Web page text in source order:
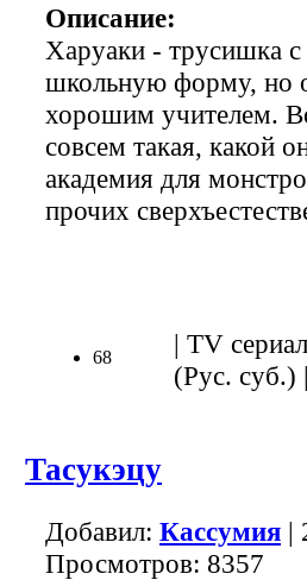
Описание:
Харуаки - трусишка
школьную форму, но
хорошим учителем.
совсем такая, какой
академия для
прочих
68
| TV
(Рус.
Тасукэцу
Добавил: Кассумия |
Просмотров: 8357